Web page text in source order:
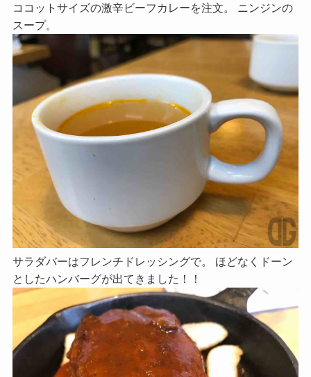
ココットサイズの激辛ビーフカレーを注文。 ニンジンの
スープ。
サラダバーはフレンチドレッシングで。 ほどなくドーン
としたハンバーグが出てきました！！